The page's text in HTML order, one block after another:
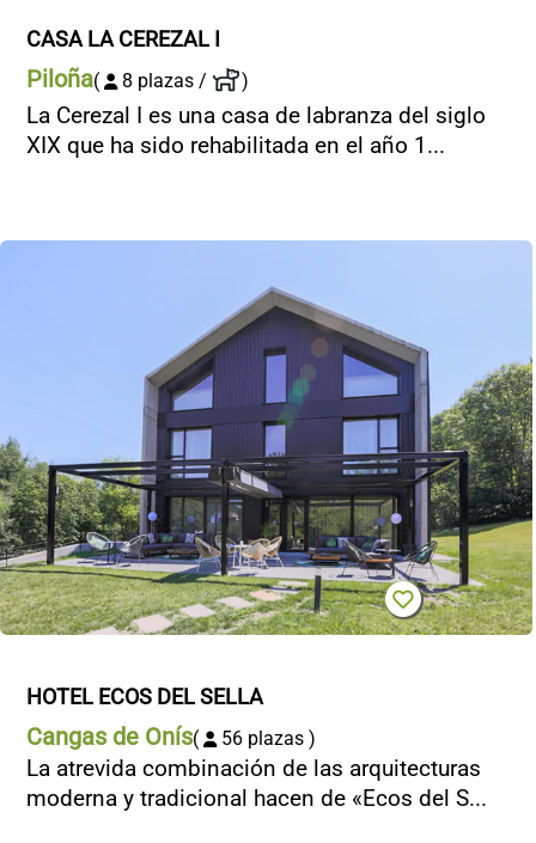
CASA LA CEREZAL I
Piloña( 8 plazas / )
La Cerezal I es una casa de labranza del siglo
XIX que ha sido rehabilitada en el año 1...
HOTEL ECOS DEL SELLA
Cangas de Onís( 56 plazas )
La atrevida combinación de las arquitecturas
moderna y tradicional hacen de «Ecos del S...